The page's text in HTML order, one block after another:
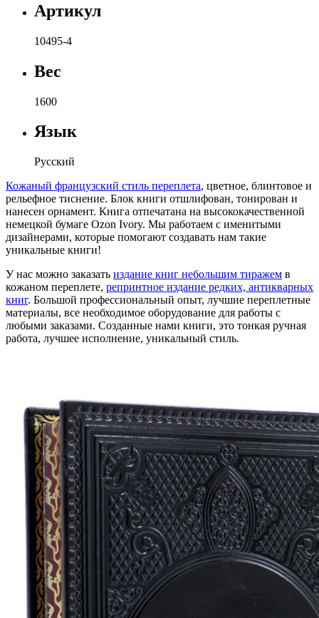
Артикул
10495-4
Вес
1600
Язык
Русский
Кожаный французский стиль переплета, цветное, блинтовое и
рельефное тиснение. Блок книги отшлифован, тонирован и
нанесен орнамент. Книга отпечатана на высококачественной
немецкой бумаге Ozon Ivory. Мы работаем с именитыми
дизайнерами, которые помогают создавать нам такие
уникальные книги!
У нас можно заказать издание книг небольшим тиражем в
кожаном переплете, репринтное издание редких, антикварных
книг. Большой профессиональный опыт, лучшие переплетные
материалы, все необходимое оборудование для работы с
любыми заказами. Созданные нами книги, это тонкая ручная
работа, лучшее исполнение, уникальный стиль.